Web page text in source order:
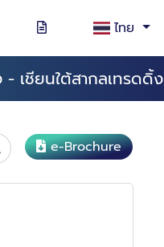
ไทย
เชียนใต้สากลเทรดดิ้ง
e-Brochure